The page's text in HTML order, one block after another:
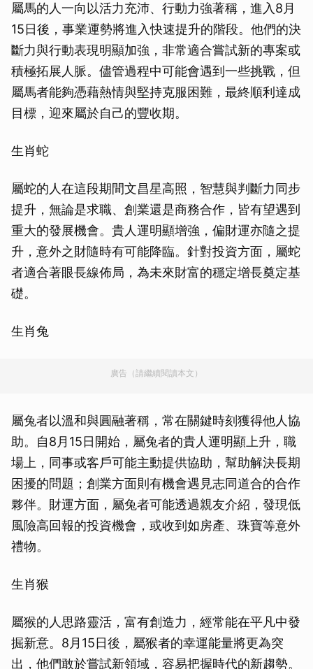
屬馬的人一向以活力充沛、行動力強著稱，進入8月
15日後，事業運勢將進入快速提升的階段。他們的決
斷力與行動表現明顯加強，非常適合嘗試新的專案或
積極拓展人脈。儘管過程中可能會遇到一些挑戰，但
屬馬者能夠憑藉熱情與堅持克服困難，最終順利達成
目標，迎來屬於自己的豐收期。
生肖蛇
屬蛇的人在這段期間文昌星高照，智慧與判斷力同步
提升，無論是求職、創業還是商務合作，皆有望遇到
重大的發展機會。貴人運明顯增強，偏財運亦隨之提
升，意外之財隨時有可能降臨。針對投資方面，屬蛇
者適合著眼長線佈局，為未來財富的穩定增長奠定基
礎。
生肖兔
廣告（請繼續閱讀本文）
屬兔者以溫和與圓融著稱，常在關鍵時刻獲得他人協
助。自8月15日開始，屬兔者的貴人運明顯上升，職
場上，同事或客戶可能主動提供協助，幫助解決長期
困擾的問題；創業方面則有機會遇見志同道合的合作
夥伴。財運方面，屬兔者可能透過親友介紹，發現低
風險高回報的投資機會，或收到如房產、珠寶等意外
禮物。
生肖猴
屬猴的人思路靈活，富有創造力，經常能在平凡中發
掘新意。8月15日後，屬猴者的幸運能量將更為突
出，他們敢於嘗試新領域，容易把握時代的新趨勢。